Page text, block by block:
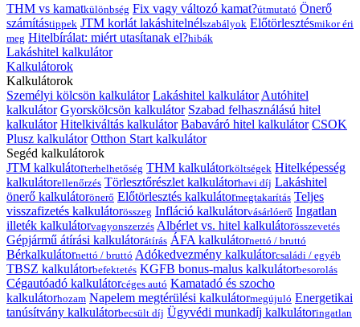
THM vs kamatkülönbség Fix vagy változó kamat?útmutató Önerő
számítástippek JTM korlát lakáshitelnélszabályok Előtörlesztésmikor éri
meg Hitelbírálat: miért utasítanak el?hibák
Lakáshitel kalkulátor
Kalkulátorok
Kalkulátorok
Személyi kölcsön kalkulátor Lakáshitel kalkulátor Autóhitel
kalkulátor Gyorskölcsön kalkulátor Szabad felhasználású hitel
kalkulátor Hitelkiváltás kalkulátor Babaváró hitel kalkulátor CSOK
Plusz kalkulátor Otthon Start kalkulátor
Segéd kalkulátorok
JTM kalkulátorterhelhetőség THM kalkulátorköltségek Hitelképesség
kalkulátorellenőrzés Törlesztőrészlet kalkulátorhavi díj Lakáshitel
önerő kalkulátorönerő Előtörlesztés kalkulátormegtakarítás Teljes
visszafizetés kalkulátorösszeg Infláció kalkulátorvásárlóerő Ingatlan
illeték kalkulátorvagyonszerzés Albérlet vs. hitel kalkulátorösszevetés
Gépjármű átírási kalkulátorátírás ÁFA kalkulátornettó / bruttó
Bérkalkulátornettó / bruttó Adókedvezmény kalkulátorcsaládi / egyéb
TBSZ kalkulátorbefektetés KGFB bonus-malus kalkulátorbesorolás
Cégautóadó kalkulátorcéges autó Kamatadó és szocho
kalkulátorhozam Napelem megtérülési kalkulátormegújuló Energetikai
tanúsítvány kalkulátorbecsült díj Ügyvédi munkadíj kalkulátoringatlan